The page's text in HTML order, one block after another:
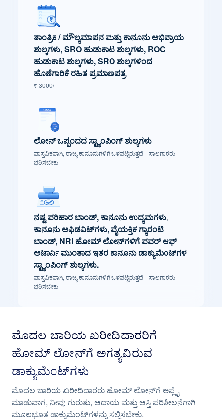
ತಾಂತ್ರಿಕ / ಮೌಲ್ಯಮಾಪನ ಮತ್ತು ಕಾನೂನು ಅಭಿಪ್ರಾಯ
ಶುಲ್ಕಗಳು, SRO ಹುಡುಕಾಟ ಶುಲ್ಕಗಳು, ROC
ಹುಡುಕಾಟ ಶುಲ್ಕಗಳು, SRO ಶುಲ್ಕಗಳಿಂದ
ಹೊಣೆಗಾರಿಕೆ ರಹಿತ ಪ್ರಮಾಣಪತ್ರ
₹ 3000/-
ಲೋನ್ ಒಪ್ಪಂದದ ಸ್ಟ್ಯಾಂಪಿಂಗ್ ಶುಲ್ಕಗಳು
ವಾಸ್ತವಿಕವಾಗಿ, ರಾಜ್ಯ ಕಾನೂನುಗಳಿಗೆ ಒಳಪಟ್ಟಿರುತ್ತದೆ - ಸಾಲಗಾರರು
ಭರಿಸಬೇಕು
ನಷ್ಟ ಪರಿಹಾರ ಬಾಂಡ್, ಕಾನೂನು ಉದ್ಯಮಗಳು,
ಕಾನೂನು ಅಫಿಡವಿಟ್‌ಗಳು, ವೈಯಕ್ತಿಕ ಗ್ಯಾರಂಟಿ
ಬಾಂಡ್, NRI ಹೋಮ್ ಲೋನ್‌ಗಳಿಗೆ ಪವರ್ ಆಫ್
ಅಟಾರ್ನಿ ಮುಂತಾದ ಇತರ ಕಾನೂನು ಡಾಕ್ಯುಮೆಂಟ್‌ಗಳ
ಸ್ಟ್ಯಾಂಪಿಂಗ್ ಶುಲ್ಕಗಳು.
ವಾಸ್ತವಿಕವಾಗಿ, ರಾಜ್ಯ ಕಾನೂನುಗಳಿಗೆ ಒಳಪಟ್ಟಿರುತ್ತದೆ - ಸಾಲಗಾರರು
ಭರಿಸಬೇಕು
ಮೊದಲ ಬಾರಿಯ ಖರೀದಿದಾರರಿಗೆ
ಹೋಮ್ ಲೋನ್‌ಗೆ ಅಗತ್ಯವಿರುವ
ಡಾಕ್ಯುಮೆಂಟ್‌ಗಳು
ಮೊದಲ ಬಾರಿಯ ಖರೀದಿದಾರರು ಹೋಮ್ ಲೋನ್‌ಗೆ ಅಪ್ಲೈ
ಮಾಡುವಾಗ, ನೀವು ಗುರುತು, ಆದಾಯ ಮತ್ತು ಆಸ್ತಿ ಪರಿಶೀಲನೆಗಾಗಿ
ಮೂಲಭೂತ ಡಾಕ್ಯುಮೆಂಟ್‌ಗಳನ್ನು ಸಲ್ಲಿಸಬೇಕು.